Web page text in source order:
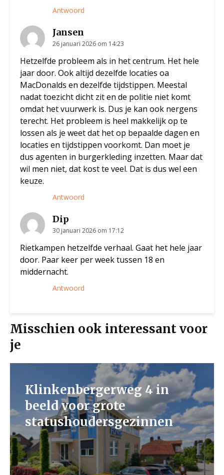
Antwoord
Jansen
26 januari 2026 om 14:23
Hetzelfde probleem als in het centrum. Het hele
jaar door. Ook altijd dezelfde locaties oa
MacDonalds en dezelfde tijdstippen. Meestal
nadat toezicht dicht zit en de politie niet komt
omdat het vuurwerk is. Dus je kan ook nergens
terecht. Het probleem is heel makkelijk op te
lossen als je weet dat het op bepaalde dagen en
locaties en tijdstippen voorkomt. Dan moet je
dus agenten in burgerkleding inzetten. Maar dat
wil men niet, dat kost te veel. Dat is dus wel een
keuze.
Antwoord
Dip
30 januari 2026 om 17:12
Rietkampen hetzelfde verhaal. Gaat het hele jaar
door. Paar keer per week tussen 18 en
middernacht.
Antwoord
Misschien ook interessant voor
je
Klinkenbergerweg 4 in
beeld voor grote
statushoudersgezinnen